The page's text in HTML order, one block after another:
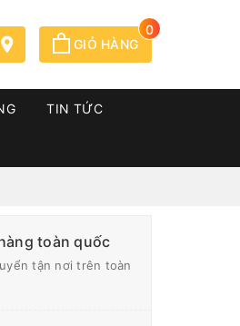
GIỎ HÀNG
0
TIN TỨC
toàn quốc
tận nơi trên toàn